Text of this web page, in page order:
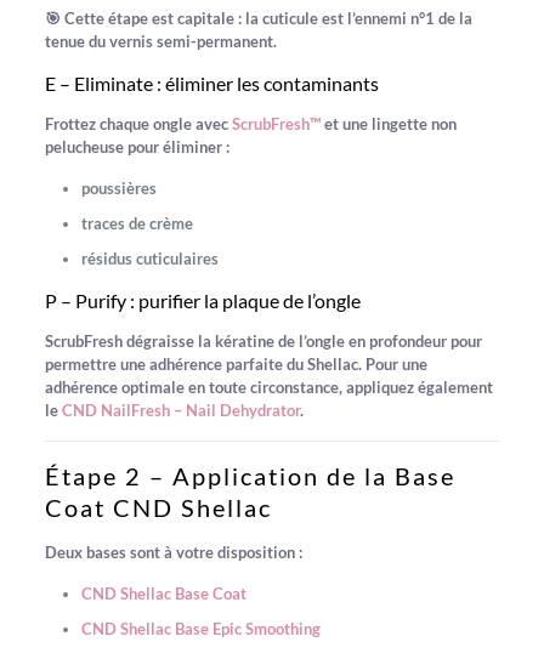
🎯 Cette étape est capitale :la cuticule est l’ennemi n°1 de la
tenue du vernis semi-permanent.
E – Eliminate : éliminer les contaminants
Frottez chaque ongle avecScrubFresh™et une lingette non
pelucheuse pour éliminer :
poussières
traces de crème
résidus cuticulaires
P – Purify : purifier la plaque de l’ongle
ScrubFresh dégraisse la kératine de l’ongle en profondeur pour
permettre une adhérence parfaite du Shellac. Pour une
adhérence optimale en toute circonstance, appliquez également
leCND NailFresh – Nail Dehydrator.
Étape 2 – Application de la Base
Coat CND Shellac
Deux bases sont à votre disposition :
CND Shellac Base Coat
CND Shellac Base Epic Smoothing